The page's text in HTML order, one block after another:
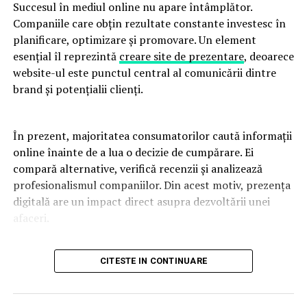
Succesul în mediul online nu apare întâmplător.
Companiile care obțin rezultate constante investesc în
planificare, optimizare și promovare. Un element
esențial îl reprezintă creare site de prezentare, deoarece
website-ul este punctul central al comunicării dintre
brand și potențialii clienți.
În prezent, majoritatea consumatorilor caută informații
online înainte de a lua o decizie de cumpărare. Ei
compară alternative, verifică recenzii și analizează
profesionalismul companiilor. Din acest motiv, prezența
digitală are un impact direct asupra dezvoltării unei
Un website modern trebuie să fie rapid, intuitiv și
adaptat tuturor dispozitivelor. Utilizatorii apreciază
CITESTE IN CONTINUARE